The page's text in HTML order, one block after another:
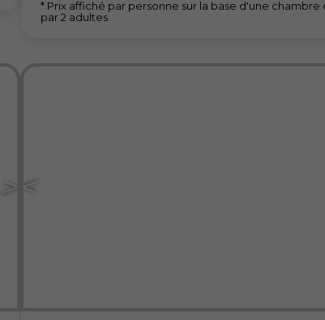
* Prix affiché par personne sur la base d'une
par 2 adultes